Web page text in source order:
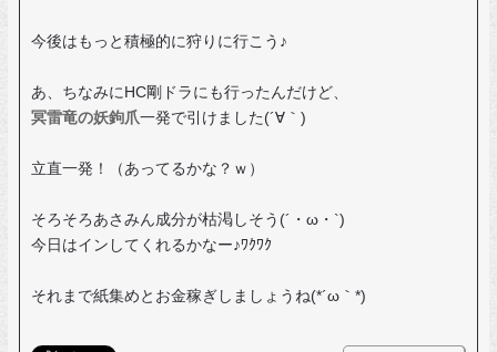
今後はもっと積極的に狩りに行こう♪
あ、ちなみにHC剛ドラにも行ったんだけど、
冥雷竜の妖鉤爪一発で引けました(´∀｀)
立直一発！（あってるかな？ｗ）
そろそろあさみん成分が枯渇しそう(´・ω・`)
今日はインしてくれるかなー♪ﾜｸﾜｸ
それまで紙集めとお金稼ぎしましょうね(*´ω｀*)